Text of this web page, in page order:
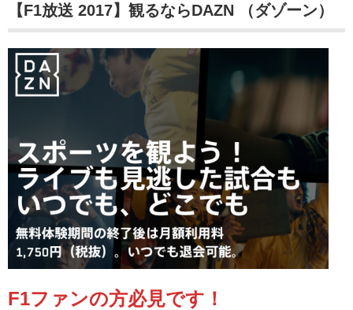
【F1放送 2017】観るならDAZN （ダゾーン）
F1ファンの方必見です！